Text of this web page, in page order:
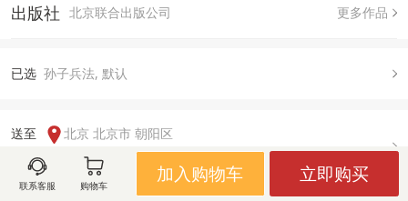
出版社 北京联合出版公司 更多作品
已选 孙子兵法, 默认
送至
北京 北京市 朝阳区
联系客服 购物车
加入购物车 立即购买